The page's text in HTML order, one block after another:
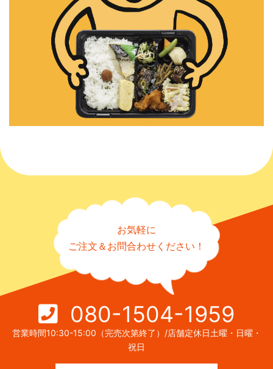
お気軽に
ご注文＆お問合わせください！
080-1504-1959
営業時間10:30-15:00（完売次第終了）/店舗定休日土曜・日曜・
祝日